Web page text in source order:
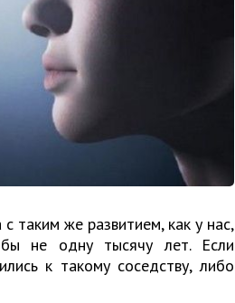
таким же развитием, как у нас,
не одну тысячу лет. Если
к такому соседству, либо